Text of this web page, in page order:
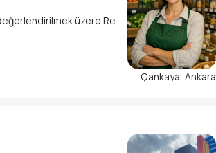
kültürüne katkı sağlam
Çankaya, Ankara
üzere Re